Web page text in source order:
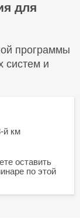
для
программы
систем и
й км
оставить
по этой